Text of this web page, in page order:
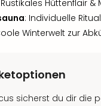
Rustikales Hüttenflair
: Individuelle
Winterwelt zur
sicherst du dir die